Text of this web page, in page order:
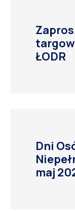
ŁODR
Dni
maj